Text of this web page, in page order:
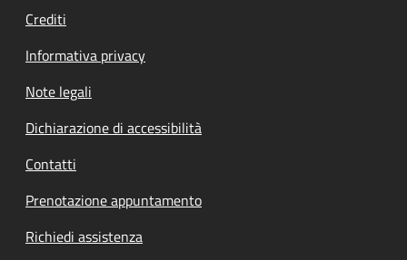
Crediti
Informativa privacy
Note legali
Dichiarazione di accessibilità
Contatti
Prenotazione appuntamento
Richiedi assistenza